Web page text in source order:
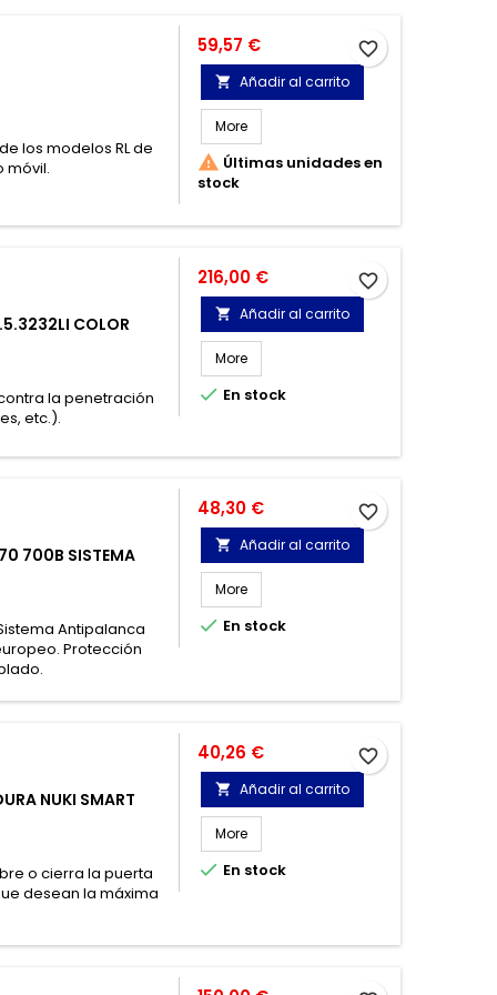
los modelos RL de
móvil.
Precio
59,57 €
 Añadir al carrito
More
 Últimas unidades en
stock
favorite_border
COLOR
la penetración
etc.).
Precio
216,00 €
 Añadir al carrito
More
 En stock
favorite_border
700B SISTEMA
Antipalanca
Protección
Precio
48,30 €
 Añadir al carrito
More
 En stock
favorite_border
NUKI SMART
o cierra la puerta
desean la máxima
Precio
40,26 €
 Añadir al carrito
More
 En stock
favorite_border